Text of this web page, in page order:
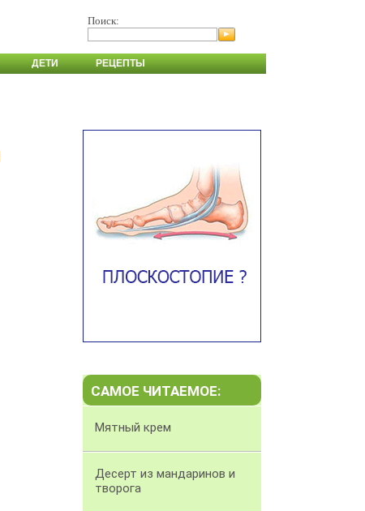
Поиск:
ДЕТИ РЕЦЕПТЫ
САМОЕ ЧИТАЕМОЕ:
Мятный крем
Десерт из мандаринов и
творога